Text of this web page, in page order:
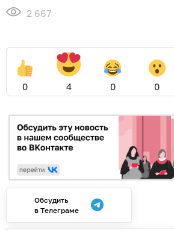
2 667
0 4 0 0
Обсудить
в Телеграме